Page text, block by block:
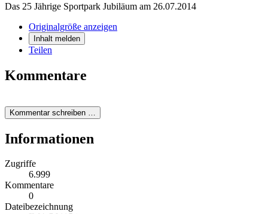
Das 25 Jährige Sportpark Jubiläum am 26.07.2014
Originalgröße anzeigen
Inhalt melden
Teilen
Kommentare
Kommentar schreiben …
Informationen
Zugriffe
6.999
Kommentare
0
Dateibezeichnung